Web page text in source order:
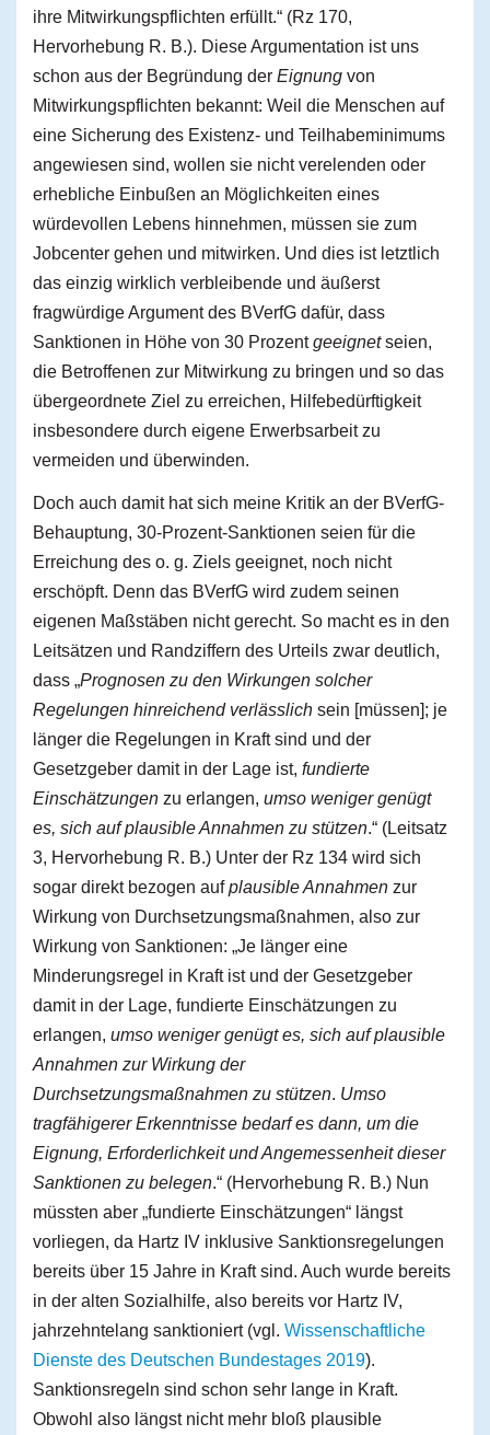
ihre Mitwirkungspflichten erfüllt.“ (Rz 170,
Hervorhebung R. B.). Diese Argumentation ist uns
schon aus der Begründung der Eignung von
Mitwirkungspflichten bekannt: Weil die Menschen auf
eine Sicherung des Existenz- und Teilhabeminimums
angewiesen sind, wollen sie nicht verelenden oder
erhebliche Einbußen an Möglichkeiten eines
würdevollen Lebens hinnehmen, müssen sie zum
Jobcenter gehen und mitwirken. Und dies ist letztlich
das einzig wirklich verbleibende und äußerst
fragwürdige Argument des BVerfG dafür, dass
Sanktionen in Höhe von 30 Prozentgeeignetseien,
die Betroffenen zur Mitwirkung zu bringen und so das
übergeordnete Ziel zu erreichen, Hilfebedürftigkeit
insbesondere durch eigene Erwerbsarbeit zu
vermeiden und überwinden.
Doch auch damit hat sich meine Kritik an der BVerfG-
Behauptung, 30-Prozent-Sanktionen seien für die
Erreichung des o. g. Ziels geeignet, noch nicht
erschöpft. Denn das BVerfG wird zudem seinen
eigenen Maßstäben nicht gerecht. So macht es in den
Leitsätzen und Randziffern des Urteils zwar deutlich,
dass „Prognosen zu den Wirkungen solcher
Regelungen hinreichend verlässlichsein [müssen]; je
länger die Regelungen in Kraft sind und der
Gesetzgeber damit in der Lage ist, fundierte
Einschätzungenzu erlangen, umso weniger genügt
es, sich auf plausible Annahmen zu stützen.“ (Leitsatz
3, Hervorhebung R. B.) Unter der Rz 134 wird sich
sogar direkt bezogen aufplausible Annahmenzur
Wirkung von Durchsetzungsmaßnahmen, also zur
Wirkung von Sanktionen: „Je länger eine
Minderungsregel in Kraft ist und der Gesetzgeber
damit in der Lage, fundierte Einschätzungen zu
erlangen, umso weniger genügt es, sich auf plausible
Annahmen zur Wirkung der
Durchsetzungsmaßnahmen zu stützen. Umso
tragfähigerer Erkenntnisse bedarf es dann, um die
Eignung, Erforderlichkeit und Angemessenheit dieser
Sanktionen zu belegen.“ (Hervorhebung R. B.) Nun
müssten aber „fundierte Einschätzungen“ längst
vorliegen, da Hartz IV inklusive Sanktionsregelungen
bereits über 15 Jahre in Kraft sind. Auch wurde bereits
in der alten Sozialhilfe, also bereits vor Hartz IV,
jahrzehntelang sanktioniert (vgl. Wissenschaftliche
Dienste des Deutschen Bundestages 2019).
Sanktionsregeln sind schon sehr lange in Kraft.
Obwohl also längst nicht mehr bloß plausible